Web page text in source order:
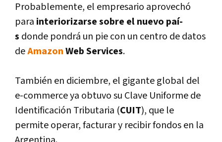
Probablemente, el empresario aprovechó
para interiorizarse sobre el nuevo paí­
s donde pondrá un pie con un centro de datos
deAmazonWeb Services.
También en diciembre, el gigante global del
e-commerce ya obtuvo su Clave Uniforme de
Identificación Tributaria (CUIT), que le
permite operar, facturar y recibir fondos en la